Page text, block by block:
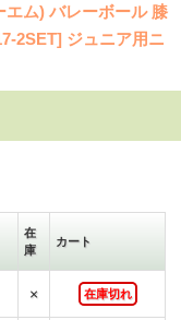
エム) バレーボール 膝
2SET] ジュニア用ニ
在
庫
カート
× 在庫切れ